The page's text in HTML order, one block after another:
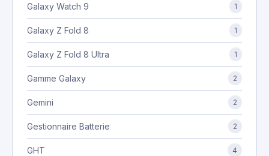
Galaxy Watch 9 1
Galaxy Z Fold 8 1
Galaxy Z Fold 8 Ultra 1
Gamme Galaxy 2
Gemini 2
Gestionnaire Batterie 2
GHT 4